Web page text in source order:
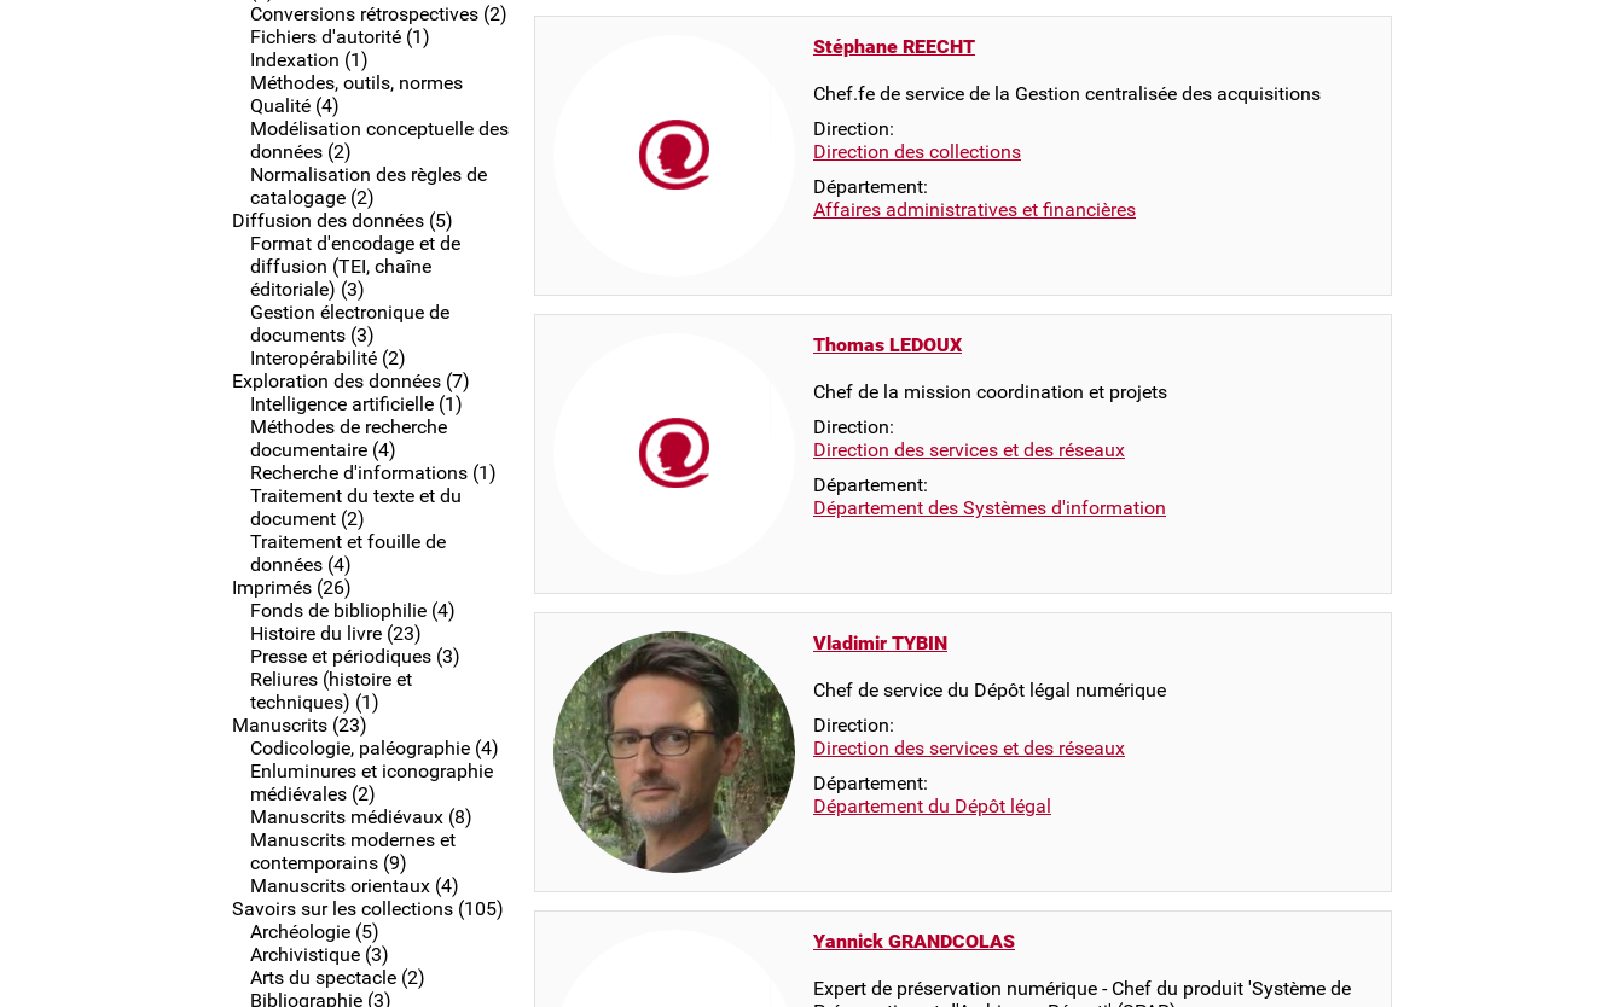
Conversions rétrospectives (2)
Fichiers d'autorité (1)
Indexation (1)
Méthodes, outils, normes
Qualité (4)
Modélisation conceptuelle des
données (2)
Normalisation des règles de
catalogage (2)
Diffusion des données (5)
Format d'encodage et de
diffusion (TEI, chaîne
éditoriale) (3)
Gestion électronique de
documents (3)
Interopérabilité (2)
Exploration des données (7)
Intelligence artificielle (1)
Méthodes de recherche
documentaire (4)
Recherche d'informations (1)
Traitement du texte et du
document (2)
Traitement et fouille de
données (4)
Imprimés (26)
Fonds de bibliophilie (4)
Histoire du livre (23)
Presse et périodiques (3)
Reliures (histoire et
techniques) (1)
Manuscrits (23)
Codicologie, paléographie (4)
Enluminures et iconographie
médiévales (2)
Manuscrits médiévaux (8)
Manuscrits modernes et
contemporains (9)
Manuscrits orientaux (4)
Savoirs sur les collections (105)
Archéologie (5)
Archivistique (3)
Arts du spectacle (2)
Bibliographie (3)
Stéphane REECHT
Chef.fe de service de la Gestion centralisée des acquisitions
Direction:
Direction des collections
Département:
Affaires administratives et financières
Thomas LEDOUX
Chef de la mission coordination et projets
Direction:
Direction des services et des réseaux
Département:
Département des Systèmes d'information
Vladimir TYBIN
Chef de service du Dépôt légal numérique
Direction:
Direction des services et des réseaux
Département:
Département du Dépôt légal
Yannick GRANDCOLAS
Expert de préservation numérique - Chef du produit 'Système de